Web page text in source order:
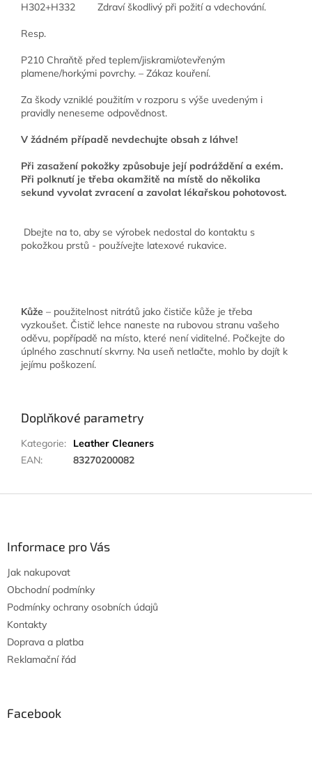
H302+H332 Zdraví škodlivý při požití a vdechování.
Resp.
P210 Chraňtě před teplem/jiskrami/otevřeným
plamene/horkými povrchy. – Zákaz kouření.
Za škody vzniklé použitím v rozporu s výše uvedeným i
pravidly neneseme odpovědnost.
V žádném případě nevdechujte obsah z láhve!
Při zasažení pokožky způsobuje její podráždění a exém.
Při polknutí je třeba okamžitě na místě do několika
sekund vyvolat zvracení a zavolat lékařskou pohotovost.
Dbejte na to, aby se výrobek nedostal do kontaktu s
pokožkou prstů - používejte latexové rukavice.
Kůže – použitelnost nitrátů jako čističe kůže je třeba
vyzkoušet. Čistič lehce naneste na rubovou stranu vašeho
oděvu, popřípadě na místo, které není viditelné. Počkejte do
úplného zaschnutí skvrny. Na useň netlačte, mohlo by dojít k
jejímu poškození.
Doplňkové parametry
Kategorie:
Leather Cleaners
EAN: 83270200082
Informace pro Vás
Jak nakupovat
Obchodní podmínky
Podmínky ochrany osobních údajů
Kontakty
Doprava a platba
Reklamační řád
Facebook